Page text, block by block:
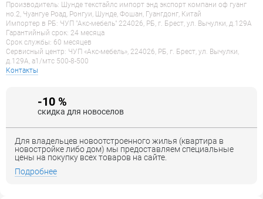
Производитель: Шунде текстайлс импорт энд экспорт компани оф гуанг
но.2, Чуангуе Роад, Ронгуи, Шунде, Фошан, Гуангдонг, Китай
Импортер в РБ: ЧУП "Акс-мебель" 224026, РБ, г. Брест, ул. Вычулки, д.129А
Гарантийный срок: 24 месяца
Срок службы: 60 месяцев
Сервисный центр: ЧУП «Акс-мебель», 224026, РБ, г. Брест, ул. Вычулки,
д.129А, a1/мтс 500-8-500
Контакты
-10 %
скидка для новоселов
Для владельцев новоотстроенного жилья (квартира в
новостройке либо дом) мы предоставляем специальные
цены на покупку всех товаров на сайте.
Подробнее